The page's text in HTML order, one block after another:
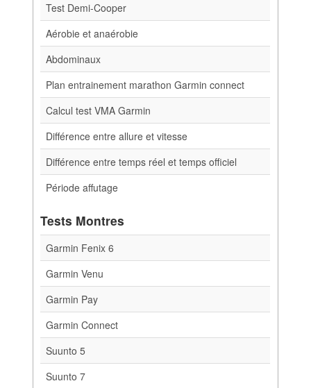
Test Demi-Cooper
Aérobie et anaérobie
Abdominaux
Plan entrainement marathon Garmin connect
Calcul test VMA Garmin
Différence entre allure et vitesse
Différence entre temps réel et temps officiel
Période affutage
Tests Montres
Garmin Fenix 6
Garmin Venu
Garmin Pay
Garmin Connect
Suunto 5
Suunto 7